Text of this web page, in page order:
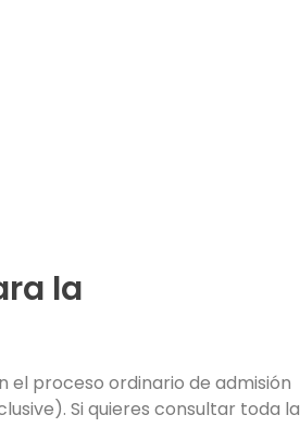
la
el proceso ordinario de admisión
Si quieres consultar toda la